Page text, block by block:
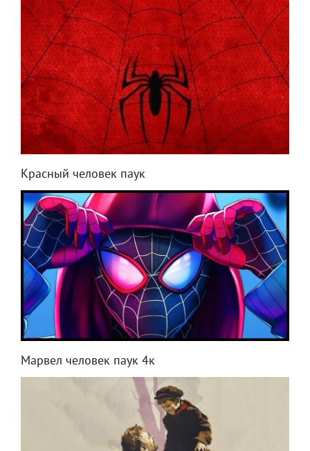
Красный человек паук
Марвел человек паук 4к